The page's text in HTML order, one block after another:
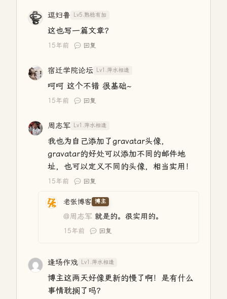
逗妇鲁 Lv5.熟稔有加
这也写一篇文章？
15年前 回复
宿迁学院论坛 Lv1.萍水相逢
呵呵 这个不错 很基础~
15年前 回复
周志军 Lv1.萍水相逢
我也为自己添加了gravatar头像，
gravatar的好处可以添加不同的邮件地
址，也可以定义不同的头像，相当实用！
15年前 回复
老张博客 博主
@周志军 就是的。很实用的。
15年前 回复
逢场作戏 Lv1.萍水相逢
博主这两天好像更新的慢了啊！是有什么
事情耽搁了吗？